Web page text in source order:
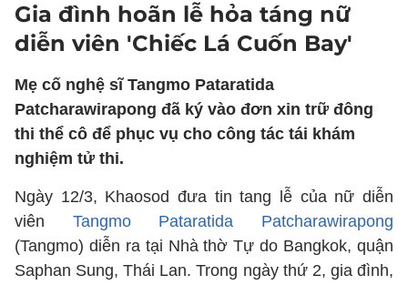
Gia đình hoãn lễ hỏa táng nữ
diễn viên 'Chiếc Lá Cuốn Bay'
Mẹ cố nghệ sĩ Tangmo Pataratida
Patcharawirapong đã ký vào đơn xin trữ đông
thi thể cô để phục vụ cho công tác tái khám
nghiệm tử thi.
Ngày 12/3, Khaosod đưa tin tang lễ của nữ diễn
viên Tangmo Pataratida Patcharawirapong
(Tangmo) diễn ra tại Nhà thờ Tự do Bangkok, quận
Saphan Sung, Thái Lan. Trong ngày thứ 2, gia đình,